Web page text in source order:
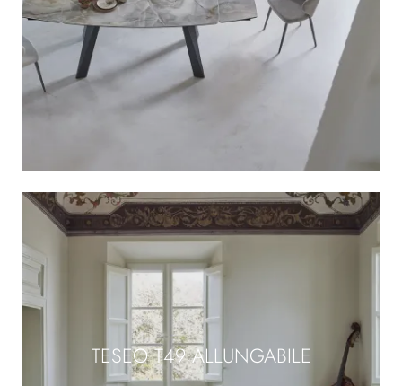
TESEO T49 ALLUNGABILE